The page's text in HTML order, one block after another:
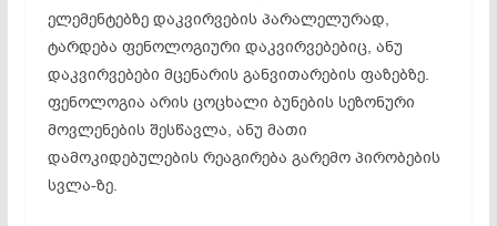
ელემენტებზე დაკვირვების პარალელურად,
ტარდება ფენოლოგიური დაკვირვებებიც, ანუ
დაკვირვებები მცენარის განვითარების ფაზებზე.
ფენოლოგია არის ცოცხალი ბუნების სეზონური
მოვლენების შესწავლა, ანუ მათი
დამოკიდებულების რეაგირება გარემო პირობების
სვლა-ზე.